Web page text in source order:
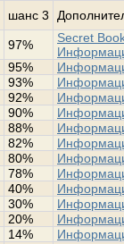
шанс 3
97%
Secret
95%
93%
92%
90%
88%
82%
80%
78%
40%
30%
20%
14%